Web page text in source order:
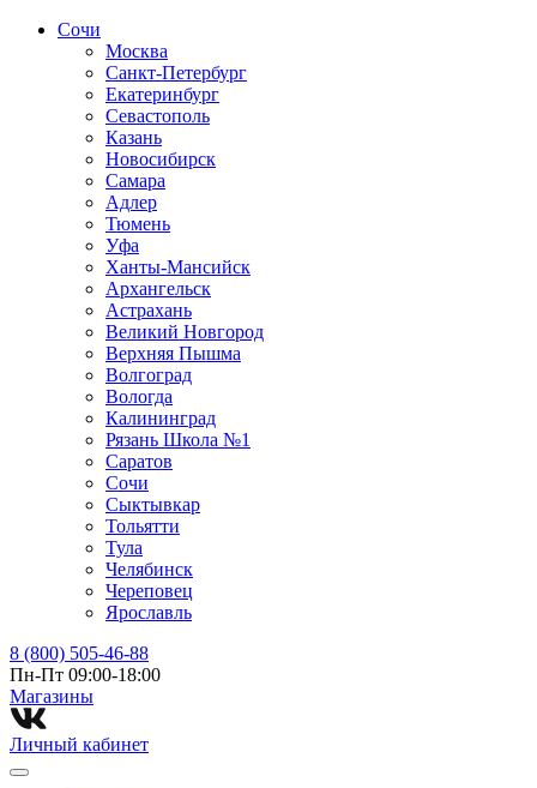
Сочи
Москва
Санкт-Петербург
Екатеринбург
Севастополь
Казань
Новосибирск
Самара
Адлер
Тюмень
Уфа
Ханты-Мансийск
Архангельск
Астрахань
Великий Новгород
Верхняя Пышма
Волгоград
Вологда
Калининград
Рязань Школа №1
Саратов
Сочи
Сыктывкар
Тольятти
Тула
Челябинск
Череповец
Ярославль
8 (800) 505-46-88
Пн-Пт 09:00-18:00
Магазины⁠
Личный кабинет